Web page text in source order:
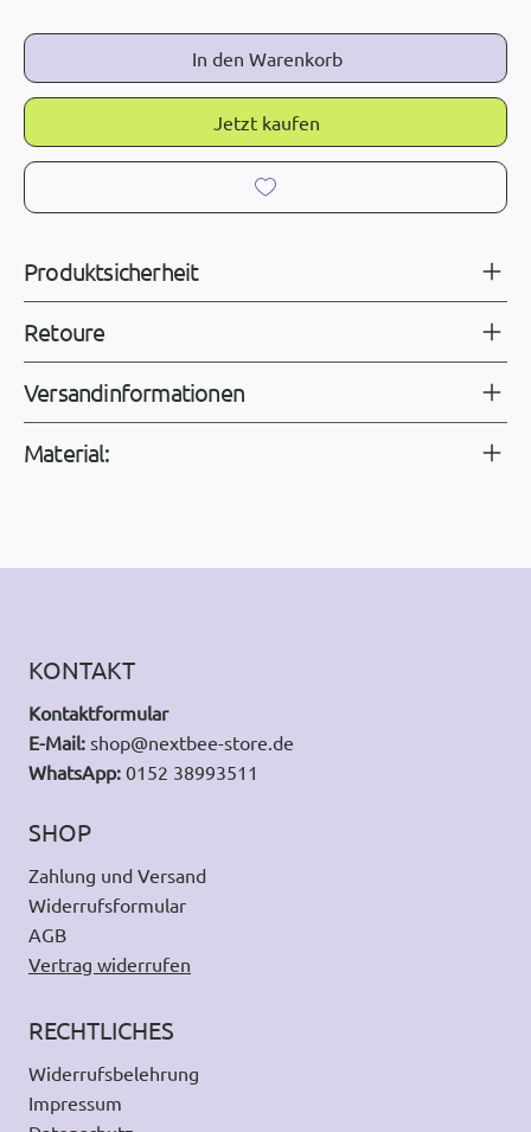
In den Warenkorb
Jetzt kaufen
Produktsicherheit
Retoure
Versandinformationen
Material:
KONTAKT
Kontaktformular
E-Mail: shop@nextbee-store.de
WhatsApp: 0152 38993511
SHOP
Zahlung und Versand
Widerrufsformular
AGB
Vertrag widerrufen
RECHTLICHES
Widerrufsbelehrung
Impressum